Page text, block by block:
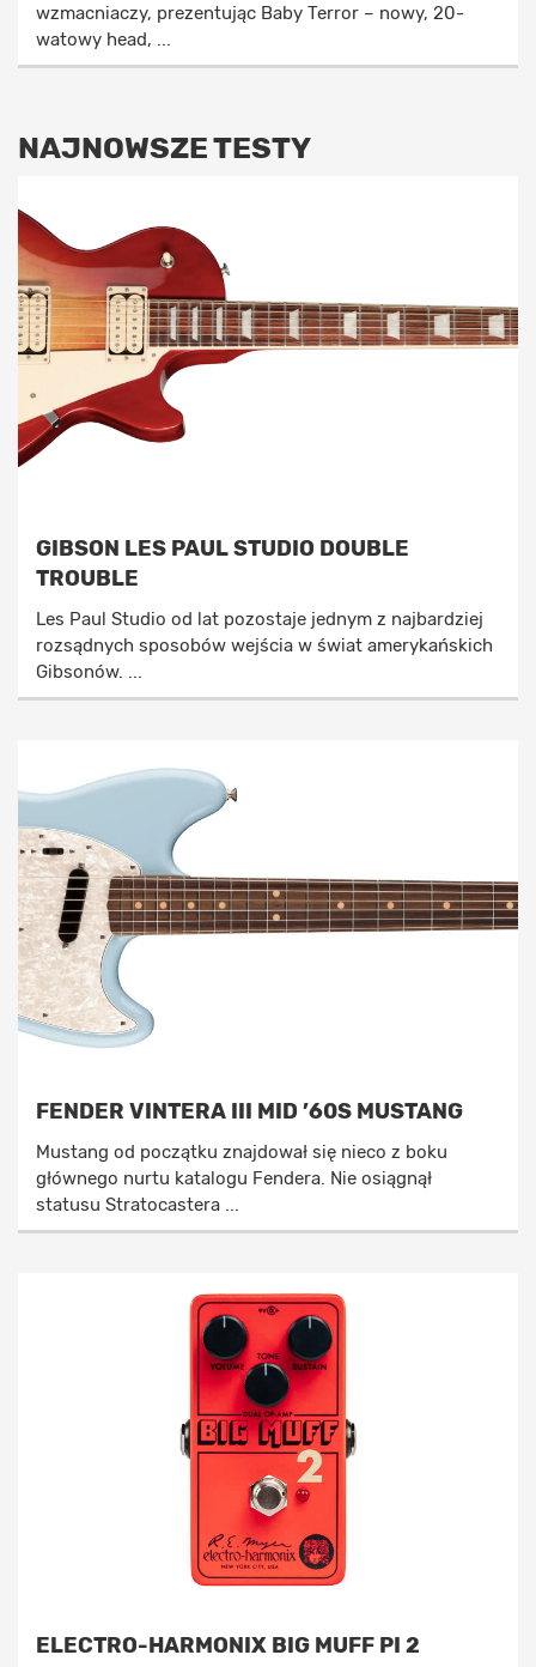
wzmacniaczy, prezentując Baby Terror – nowy, 20-
watowy head, ...
NAJNOWSZE TESTY
GIBSON LES PAUL STUDIO DOUBLE
TROUBLE
Les Paul Studio od lat pozostaje jednym z najbardziej
rozsądnych sposobów wejścia w świat amerykańskich
Gibsonów. ...
FENDER VINTERA III MID ’60S MUSTANG
Mustang od początku znajdował się nieco z boku
głównego nurtu katalogu Fendera. Nie osiągnął
statusu Stratocastera ...
ELECTRO-HARMONIX BIG MUFF PI 2